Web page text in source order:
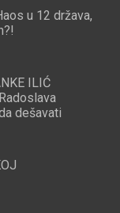
u 12 država,
ILIĆ
dešavati